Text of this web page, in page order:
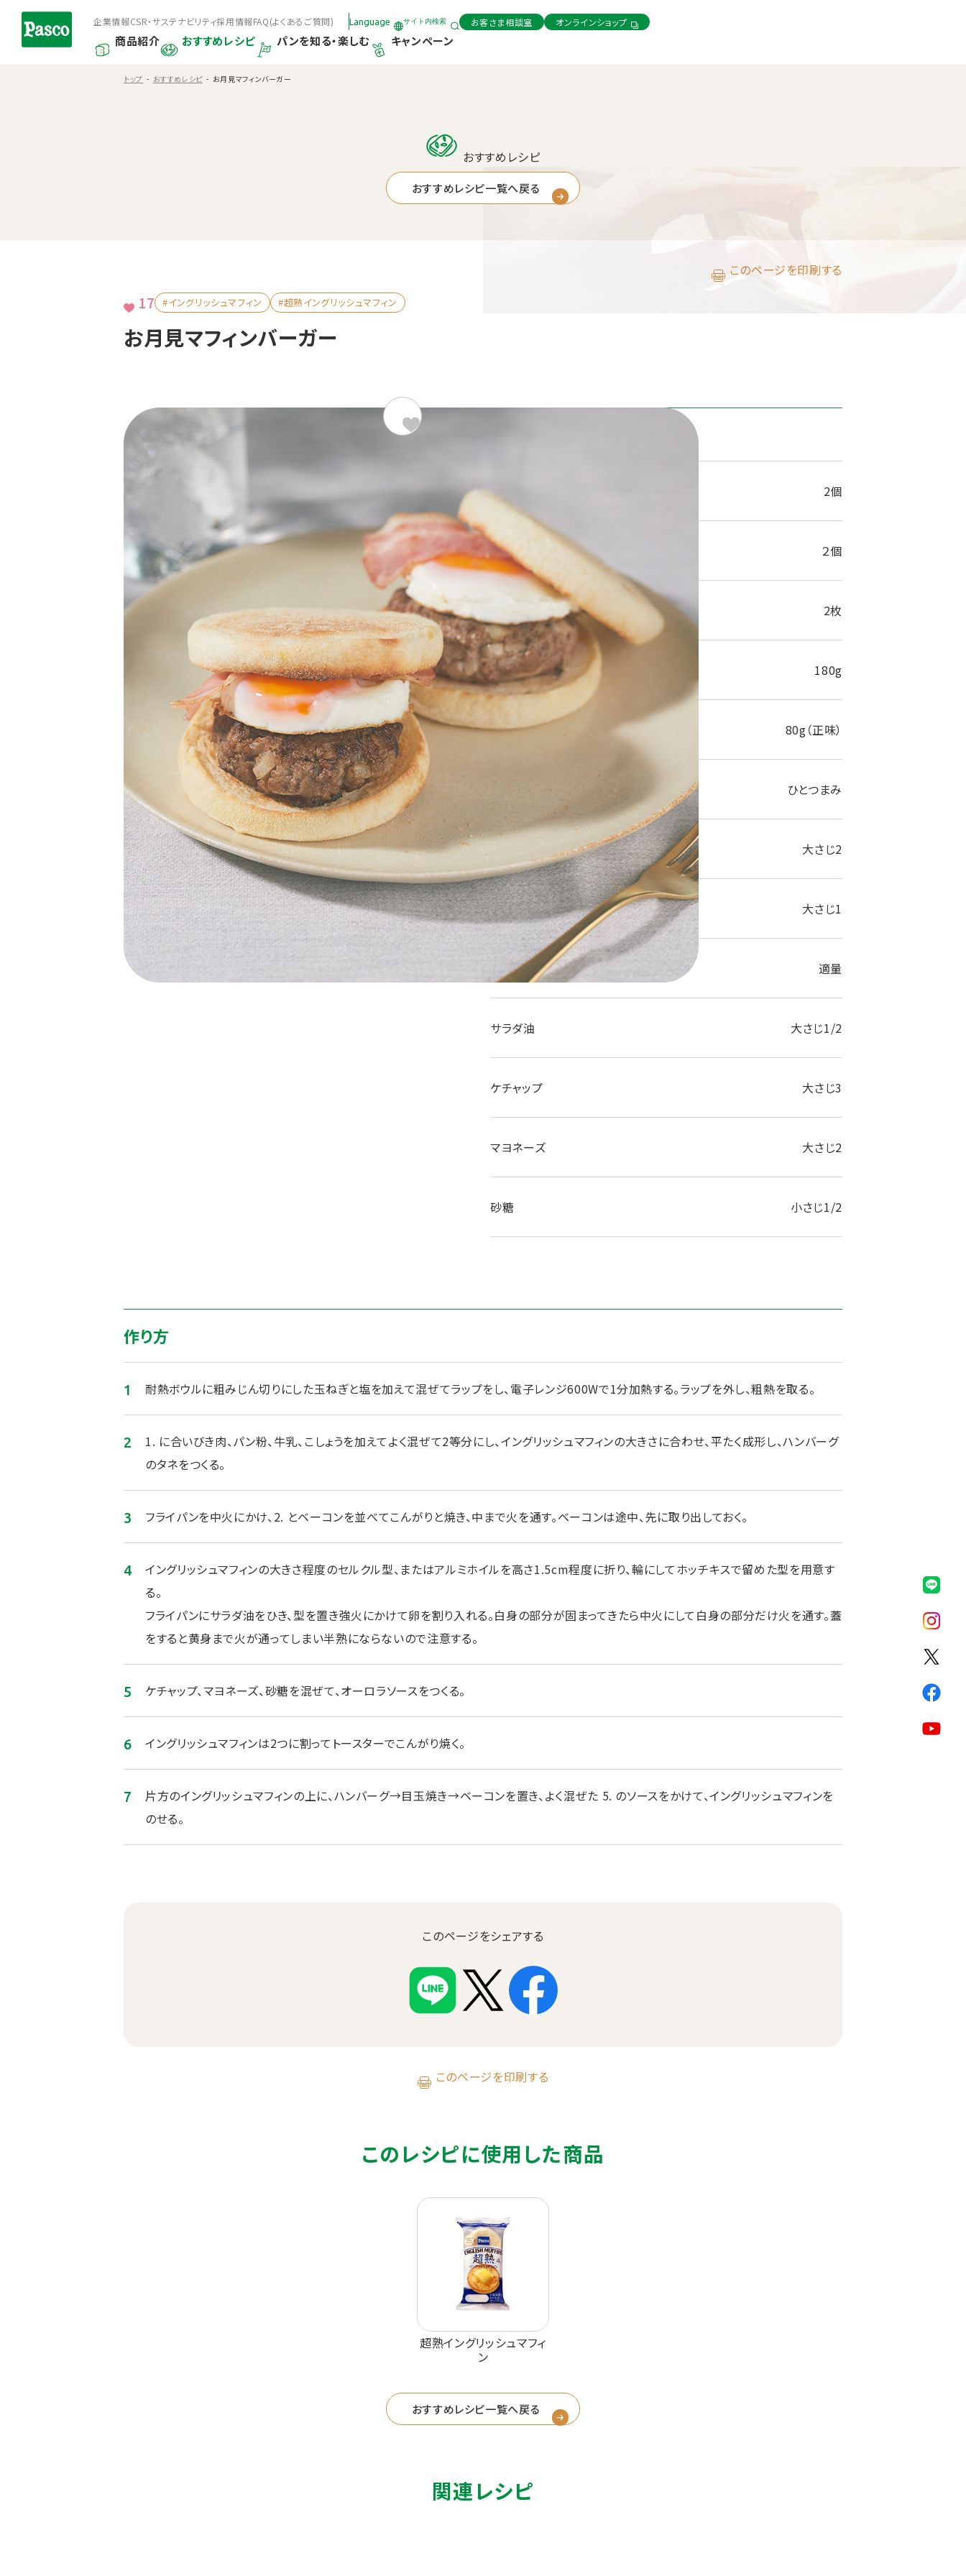
商品紹介 おすすめレシピ パンを知る・楽しむ キャンペーン
サイト内検索
Language
企業情報CSR・サステナビリティ採用情報FAQ(よくあるご質問) お客さま相談室 オンラインショップ
トップ おすすめレシピ お月見マフィンバーガー
おすすめレシピ
おすすめレシピ一覧へ戻る
お月見マフィンバーガー
17 #イングリッシュマフィン #超熟イングリッシュマフィン
このページを印刷する
超熟イングリッシュマフィン 2個
卵 ２個
ベーコン（ハーフ） 2枚
合いびき肉 180g
玉ねぎ 80g（正味）
ひとつまみ
大さじ2
牛乳 大さじ1
こしょう 適量
サラダ油 大さじ1/2
ケチャップ 大さじ3
マヨネーズ 大さじ2
砂糖 小さじ1/2
作り方
耐熱ボウルに粗みじん切りにした玉ねぎと塩を加えて混ぜてラップをし、電子レンジ600Wで1分加熱する。ラップを外し、粗熱を取る。
1. に合いびき肉、パン粉、牛乳、こしょうを加えてよく混ぜて2等分にし、イングリッシュマフィンの大きさに合わせ、平たく成形し、ハンバーグ
のタネをつくる。
フライパンを中火にかけ、2. とベーコンを並べてこんがりと焼き、中まで火を通す。ベーコンは途中、先に取り出しておく。
イングリッシュマフィンの大きさ程度のセルクル型、またはアルミホイルを高さ1.5cm程度に折り、輪にしてホッチキスで留めた型を用意す
る。
フライパンにサラダ油をひき、型を置き強火にかけて卵を割り入れる。白身の部分が固まってきたら中火にして白身の部分だけ火を通す。蓋
をすると黄身まで火が通ってしまい半熟にならないので注意する。
ケチャップ、マヨネーズ、砂糖を混ぜて、オーロラソースをつくる。
イングリッシュマフィンは2つに割ってトースターでこんがり焼く。
片方のイングリッシュマフィンの上に、ハンバーグ→目玉焼き→ベーコンを置き、よく混ぜた 5. のソースをかけて、イングリッシュマフィンを
のせる。
このページをシェアする
このページを印刷する
このレシピに使用した商品
超熟イングリッシュマフィ
ン
おすすめレシピ一覧へ戻る
関連レシピ